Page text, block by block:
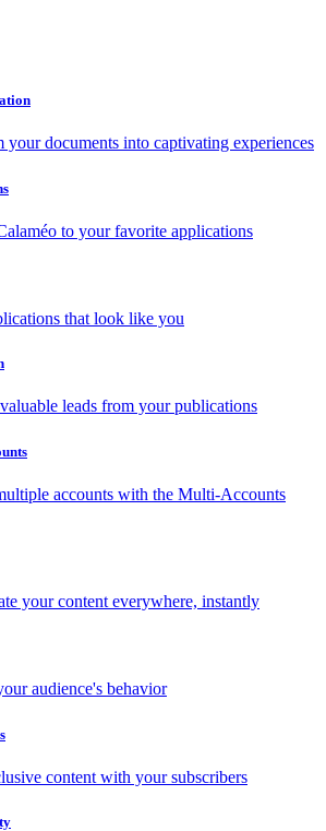
your documents into captivating experiences
to your favorite applications
that look like you
leads from your publications
accounts with the Multi-Accounts
your content everywhere, instantly
audience's behavior
content with your subscribers